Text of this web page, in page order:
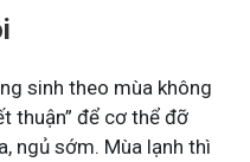
sinh theo mùa không
thuận” để cơ thể đỡ
ngủ sớm. Mùa lạnh thì